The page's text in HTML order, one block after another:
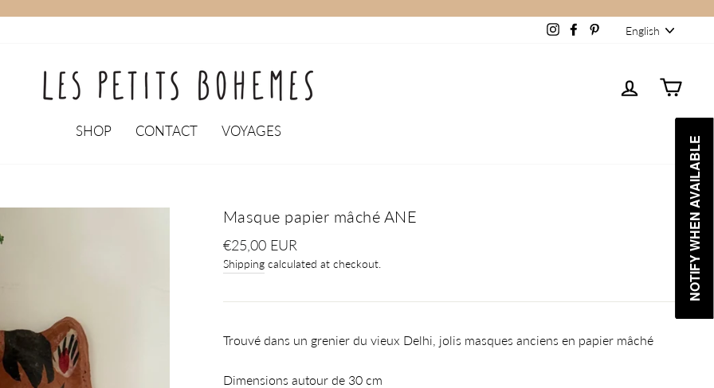
InstagramFacebookPinterestLanguage
English
Log in
SHOP CONTACT VOYAGES
Masque papier mâché ANE
Regular
price
€25,00 EUR
Shipping calculated at checkout.
Trouvé dans un grenier du vieux Delhi, jolis masques anciens en papier mâché
Dimensions autour de 30 cm
NOTIFY WHEN AVAILABLE
NOTIFY WHEN AVAILABLE